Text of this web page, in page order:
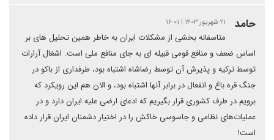
حامد ۲۱ شهریور ۱۴۰۳ | ۱۶:۰۱
متاسفانه بخشی از مشکلات ایران به خاطر همین تحلیل های بر
اساس ضعف و منافع قومی قبیله ای به جای منافع ملی است. اشغال آرارات
توسط ترکیه و پذیرش آن توسط رضاشاه اشتباه بود، طرفداری از باکو در
جنگ قره باغ و انفعال در برابر آنها اشتباه بود، و الان هم این رویکرد که
برویم در طرف کشوری قرار بگیریم که ادعای ارضی علیه ایران دارد و در
عملیات‌های نظامی و جاسوسی خاکش را در اختیار دشمنان ایران قرار داده
است!